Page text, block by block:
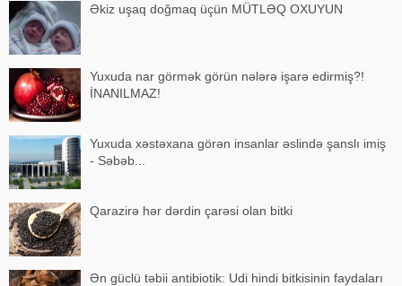
Əkiz uşaq doğmaq üçün MÜTLƏQ OXUYUN
Yuxuda nar görmək görün nələrə işarə edirmiş?!
İNANILMAZ!
Yuxuda xəstəxana görən insanlar əslində şanslı imiş
- Səbəb...
Qarazirə hər dərdin çarəsi olan bitki
Ən güclü təbii antibiotik: Udi hindi bitkisinin faydaları